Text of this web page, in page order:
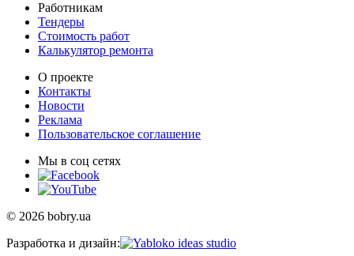
Работникам
Тендеры
Стоимость работ
Калькулятор ремонта
О проекте
Контакты
Новости
Реклама
Пользовательское соглашение
Мы в соц сетях
© 2026 bobry.ua
Разработка и дизайн: